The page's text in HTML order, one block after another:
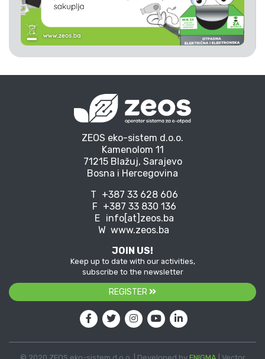
ZEOS eko-sistem d.o.o.
Kamenolom 11
71215 Blažuj, Sarajevo
Bosna i Hercegovina
T +387 33 628 606
F +387 33 830 136
E info[at]zeos.ba
W www.zeos.ba
JOIN US!
Keep up to date with our activities,
subscribe to the newsletter
REGISTER